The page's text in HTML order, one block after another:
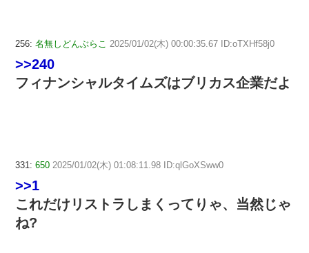
256: 名無しどんぶらこ 2025/01/02(木) 00:00:35.67 ID:oTXHf58j0
>>240
フィナンシャルタイムズはブリカス企業だよ
331: 650 2025/01/02(木) 01:08:11.98 ID:qlGoXSww0
>>1
これだけリストラしまくってりゃ、当然じゃ
ね?